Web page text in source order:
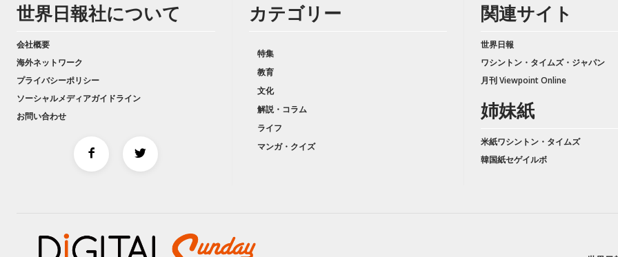
世界日報社について
会社概要
海外ネットワーク
プライバシーポリシー
ソーシャルメディアガイドライン
お問い合わせ
カテゴリー
特集
教育
文化
解説・コラム
ライフ
マンガ・クイズ
関連サイト
世界日報
ワシントン・タイムズ・ジャパン
月刊 Viewpoint Online
姉妹紙
米紙ワシントン・タイムズ
韓国紙セゲイルボ